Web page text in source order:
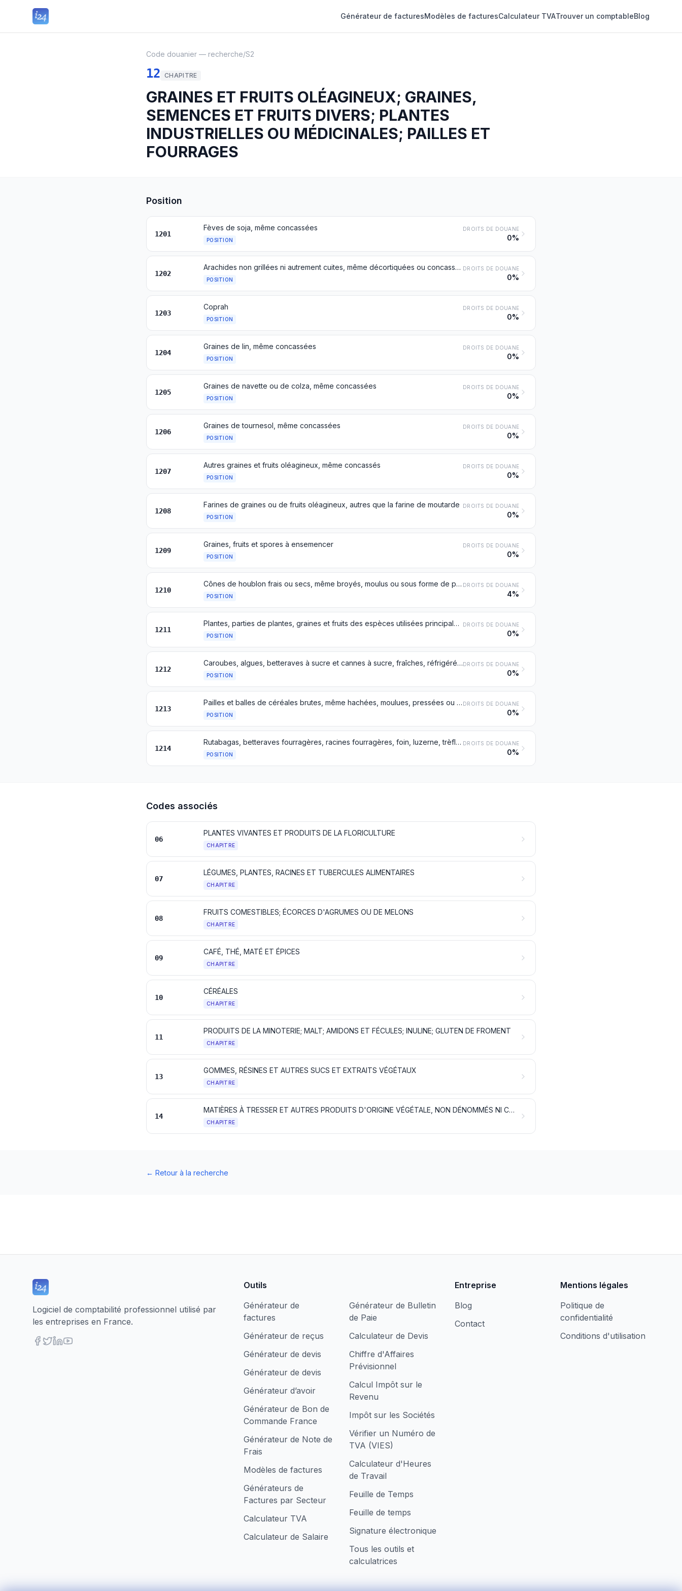
Générateur de facturesModèles de facturesCalculateur TVATrouver un comptableBlog
Code douanier — recherche/S2
12 CHAPITRE
GRAINES ET FRUITS OLÉAGINEUX; GRAINES,
SEMENCES ET FRUITS DIVERS; PLANTES
INDUSTRIELLES OU MÉDICINALES; PAILLES ET
FOURRAGES
Position
1201
Fèves de soja, même concassées
POSITION
DROITS DE DOUANE
0%
1202
Arachides non grillées ni autrement cuites, même décortiquées ou concassées
POSITION
DROITS DE DOUANE
0%
1203
Coprah
POSITION
DROITS DE DOUANE
0%
1204
Graines de lin, même concassées
POSITION
DROITS DE DOUANE
0%
1205
Graines de navette ou de colza, même concassées
POSITION
DROITS DE DOUANE
0%
1206
Graines de tournesol, même concassées
POSITION
DROITS DE DOUANE
0%
1207
Autres graines et fruits oléagineux, même concassés
POSITION
DROITS DE DOUANE
0%
1208
Farines de graines ou de fruits oléagineux, autres que la farine de moutarde
POSITION
DROITS DE DOUANE
0%
1209
Graines, fruits et spores à ensemencer
POSITION
DROITS DE DOUANE
0%
1210
Cônes de houblon frais ou secs, même broyés, moulus ou sous forme de pellets; lupuline
POSITION
DROITS DE DOUANE
4%
1211
Plantes, parties de plantes, graines et fruits des espèces utilisées principalement en parfumerie, en médecine ou à usages insecticides, parasiticides ou similaires, frais, réfrigérés, congelés ou séchés, même coupés, concassés ou pulvérisés
POSITION
DROITS DE DOUANE
0%
1212
Caroubes, algues, betteraves à sucre et cannes à sucre, fraîches, réfrigérées, congelées ou séchées, même pulvérisées; noyaux et amandes de fruits et autres produits végétaux (y compris les racines de chicorée non torréfiées de la variété Cichorium intybus sativum), servant principalement à l'alimentation humaine, non dénommés ni compris ailleurs
POSITION
DROITS DE DOUANE
0%
1213
Pailles et balles de céréales brutes, même hachées, moulues, pressées ou agglomérées sous forme de pellets
POSITION
DROITS DE DOUANE
0%
1214
Rutabagas, betteraves fourragères, racines fourragères, foin, luzerne, trèfle, sainfoin, choux fourragers, lupin, vesces et produits fourragers similaires, même agglomérés sous forme de pellets
POSITION
DROITS DE DOUANE
0%
Codes associés
06
PLANTES VIVANTES ET PRODUITS DE LA FLORICULTURE
CHAPITRE
07
LÉGUMES, PLANTES, RACINES ET TUBERCULES ALIMENTAIRES
CHAPITRE
08
FRUITS COMESTIBLES; ÉCORCES D'AGRUMES OU DE MELONS
CHAPITRE
09
CAFÉ, THÉ, MATÉ ET ÉPICES
CHAPITRE
10
CÉRÉALES
CHAPITRE
11
PRODUITS DE LA MINOTERIE; MALT; AMIDONS ET FÉCULES; INULINE; GLUTEN DE FROMENT
CHAPITRE
13
GOMMES, RÉSINES ET AUTRES SUCS ET EXTRAITS VÉGÉTAUX
CHAPITRE
14
MATIÈRES À TRESSER ET AUTRES PRODUITS D'ORIGINE VÉGÉTALE, NON DÉNOMMÉS NI COMPRIS AILLEURS
CHAPITRE
← Retour à la recherche
Logiciel de comptabilité professionnel utilisé par
les entreprises en France.
Outils
Générateur de
factures
Générateur de reçus
Générateur de devis
Générateur de devis
Générateur d’avoir
Générateur de Bon de
Commande France
Générateur de Note de
Frais
Modèles de factures
Générateurs de
Factures par Secteur
Calculateur TVA
Calculateur de Salaire
Générateur de Bulletin
de Paie
Calculateur de Devis
Chiffre d'Affaires
Prévisionnel
Calcul Impôt sur le
Revenu
Impôt sur les Sociétés
Vérifier un Numéro de
TVA (VIES)
Calculateur d'Heures
de Travail
Feuille de Temps
Feuille de temps
Signature électronique
Tous les outils et
calculatrices
Entreprise
Blog
Contact
Mentions légales
Politique de
confidentialité
Conditions d'utilisation